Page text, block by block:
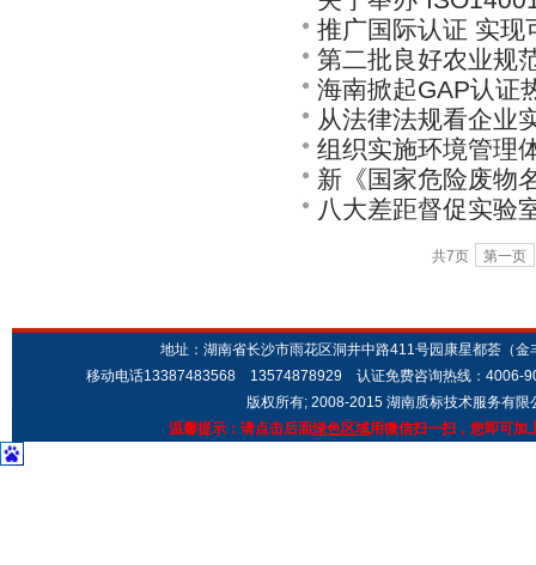
内审员”培训班的通
推广国际认证 实现
第二批良好农业规
海南掀起GAP认证
从法律法规看企业
组织实施环境管理
新《国家危险废物
八大差距督促实验
共7页 第一页
地址：湖南省长沙市雨花区洞井中路411号园康星都荟（
移动电话13387483568 13574878929 认证免费咨询热线：4006-
版权所有; 2008-2015 湖南质标技术服务有限
温馨提示：请点击后面绿色区域用微信扫一扫，您即可加